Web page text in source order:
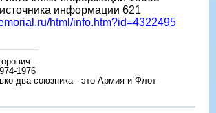
информации 621
html/info.htm?id=4322495
1976
два союзника - это Армия и Флот